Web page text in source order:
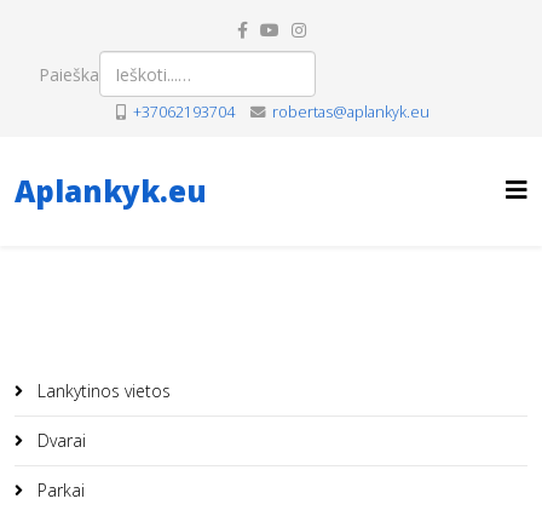
Paieška
+37062193704 robertas@aplankyk.eu
Aplankyk.eu
Lankytinos vietos
Dvarai
Parkai